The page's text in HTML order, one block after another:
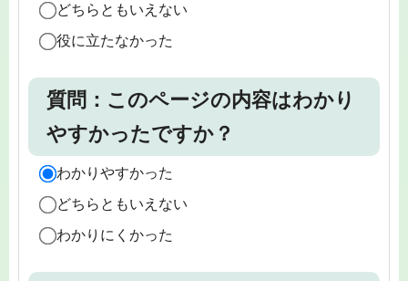
どちらともいえない
役に立たなかった
質問：このページの内容はわかり
やすかったですか？
わかりやすかった
どちらともいえない
わかりにくかった